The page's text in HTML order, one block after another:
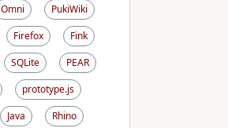
Omni
PukiWiki
Firefox
Fink
SQLite
PEAR
prototype.js
Java
Rhino